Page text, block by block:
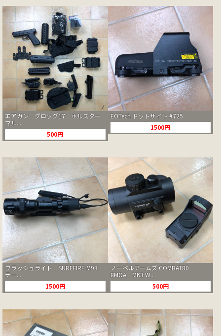
エアガン グロッグ17 ホルスター
マル...
500円
EOTech ドットサイト #725
1500円
フラッシュライト SUREFIRE M93
テー...
1500円
ノーベルアームズ COMBAT80
8MOA MK3 W...
500円